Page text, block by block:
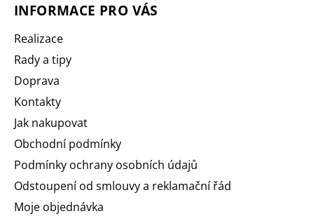
INFORMACE PRO VÁS
Realizace
Rady a tipy
Doprava
Kontakty
Jak nakupovat
Obchodní podmínky
Podmínky ochrany osobních údajů
Odstoupení od smlouvy a reklamační řád
Moje objednávka